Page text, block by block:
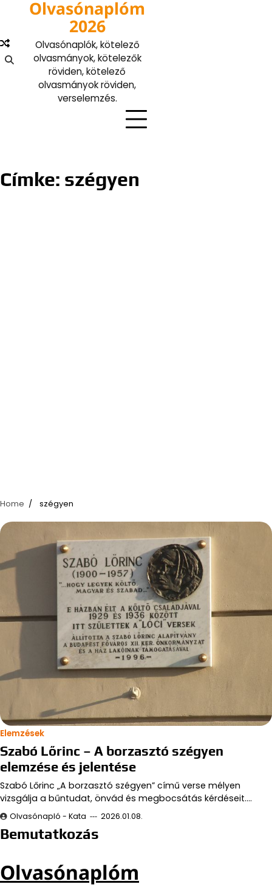
content
Olvasónaplóm
2026
Olvasónaplók, kötelező
olvasmányok, kötelezők
röviden, kötelező
olvasmányok röviden,
verselemzés.
Címke: szégyen
Home szégyen
Elemzések
Szabó Lőrinc – A borzasztó szégyen
elemzése és jelentése
Szabó Lőrinc „A borzasztó szégyen” című verse mélyen
vizsgálja a bűntudat, önvád és megbocsátás kérdéseit.…
Olvasónapló - Kata 2026.01.08.
Bemutatkozás
Olvasónaplóm